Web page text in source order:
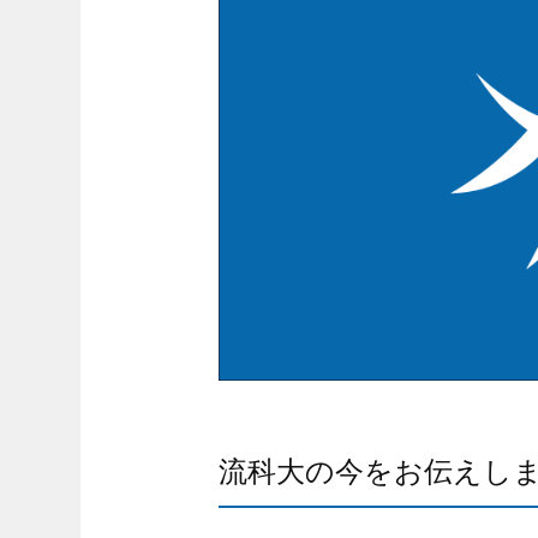
流科大の今をお伝えし